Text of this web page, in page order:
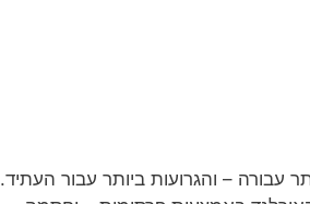
– והגרועות ביותר עבור העתיד.